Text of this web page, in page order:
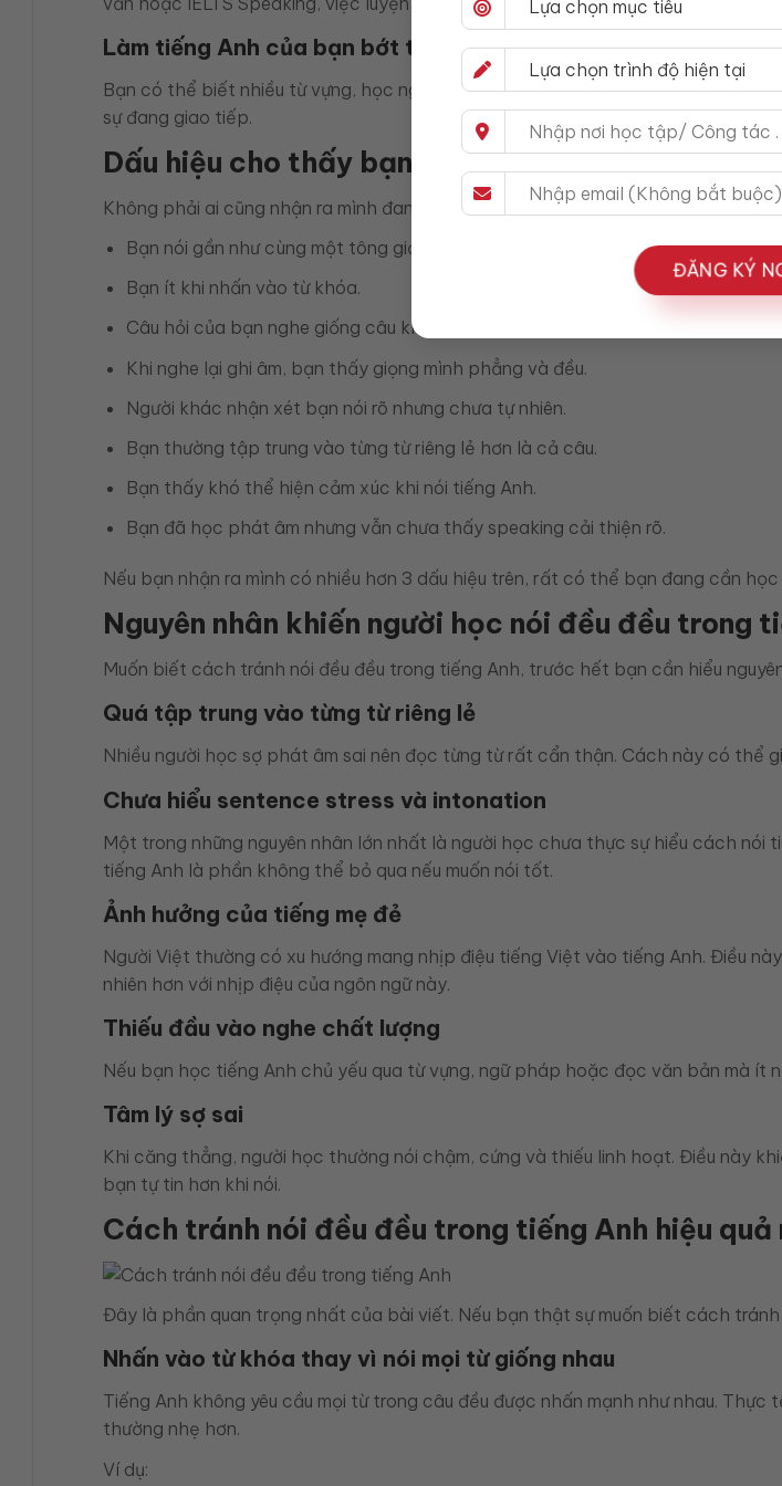
ĐĂNG KÝ
Làm tiếng Anh của bạn bớt tự nhiên
Bạn có thể biết nhiều từ vựng, học ngữ pháp khá chắc, nhưng nếu chưa nắm
sự đang giao tiếp.
Dấu hiệu cho thấy bạn đang nói tiếng Anh bị đều
Không phải ai cũng nhận ra mình đang nói monotone. Nhiều người chỉ thấy
Bạn nói gần như cùng một tông giọng trong suốt cả câu.
Bạn ít khi nhấn vào từ khóa.
Câu hỏi của bạn nghe giống câu khẳng định.
Khi nghe lại ghi âm, bạn thấy giọng mình phẳng và đều.
Người khác nhận xét bạn nói rõ nhưng chưa tự nhiên.
Bạn thường tập trung vào từng từ riêng lẻ hơn là cả câu.
Bạn thấy khó thể hiện cảm xúc khi nói tiếng Anh.
Bạn đã học phát âm nhưng vẫn chưa thấy speaking cải thiện rõ.
Nếu bạn nhận ra mình có nhiều hơn 3 dấu hiệu trên, rất có thể bạn đang cần
Nguyên nhân khiến người học nói đều đều trong
Muốn biết cách tránh nói đều đều trong tiếng Anh, trước hết bạn cần hiểu
Quá tập trung vào từng từ riêng lẻ
Nhiều người học sợ phát âm sai nên đọc từng từ rất cẩn thận. Cách này có thể
Chưa hiểu sentence stress và intonation
Một trong những nguyên nhân lớn nhất là người học chưa thực sự hiểu cách
tiếng Anh là phần không thể bỏ qua nếu muốn nói tốt.
Ảnh hưởng của tiếng mẹ đẻ
Người Việt thường có xu hướng mang nhịp điệu tiếng Việt vào tiếng Anh. Điều
nhiên hơn với nhịp điệu của ngôn ngữ này.
Thiếu đầu vào nghe chất lượng
Nếu bạn học tiếng Anh chủ yếu qua từ vựng, ngữ pháp hoặc đọc văn bản mà
Tâm lý sợ sai
Khi căng thẳng, người học thường nói chậm, cứng và thiếu linh hoạt. Điều này
bạn tự tin hơn khi nói.
Cách tránh nói đều đều trong tiếng Anh hiệu quả
Đây là phần quan trọng nhất của bài viết. Nếu bạn thật sự muốn biết cách
Nhấn vào từ khóa thay vì nói mọi từ giống nhau
Tiếng Anh không yêu cầu mọi từ trong câu đều được nhấn mạnh như nhau.
thường nhẹ hơn.
Ví dụ: